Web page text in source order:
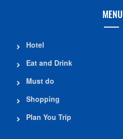
MENU
Hotel
Eat and Drink
Must do
Shopping
Plan You Trip